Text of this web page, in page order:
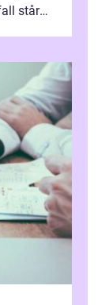
står